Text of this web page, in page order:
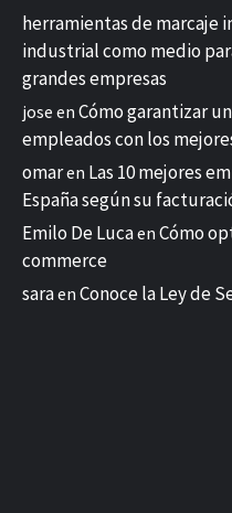
herramientas de marcaje
industrial como medio
grandes empresas
jose en Cómo garantizar
empleados con los
omaren Las 10 mejores
España según su
Emilo De Lucaen Cómo
commerce
saraen Conoce la Ley de